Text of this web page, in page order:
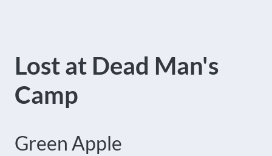
Lost at Dead Man's
Camp
Green Apple